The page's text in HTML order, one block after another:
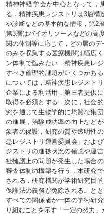
精神神経学会が中心となって，
る．精神疾患レジストリは3層構
や診断などの基本的な情報，第2
第3層はバイオリソースなどの高
関の体制等に応じて，どの層の
のみを収集する医療機関は幅広
ン体制で臨みたい．精神疾患レ
すべき倫理的課題がいくつかあ
については，精神疾患レジスト
企業による利活用，第三者提供
取得を必須とする．次に，社会
究を通じて生物学的に均質な集
の進展，治験成功率の向上など
象者の保護，研究の質や透明性
患レジストリ運営委員会」およ
ジストリの進捗状況の確認や運
祉擁護上の問題が発生した場合
審査体制の構築を行う．本研究
される．研究機関が学術研究目
保護法の義務が免除されること
すべての関係者が一体の学術研
り組むことを示す「一定の努力」